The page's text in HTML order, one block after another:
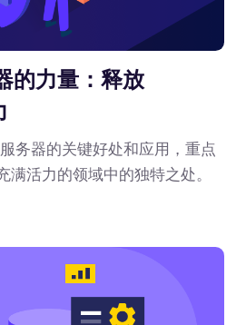
的力量：释放
务器的关键好处和应用，重点
满活力的领域中的独特之处。